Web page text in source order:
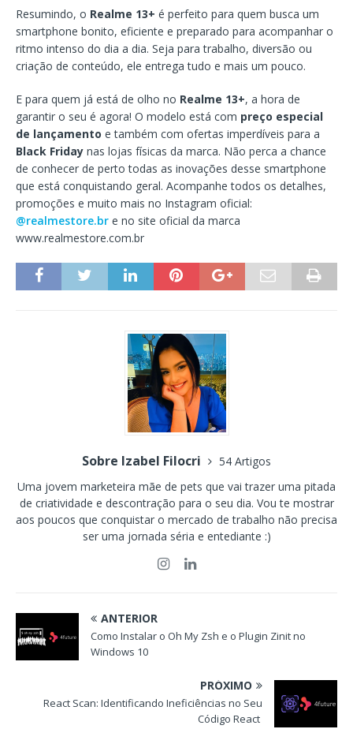
Resumindo, o Realme 13+ é perfeito para quem busca um
smartphone bonito, eficiente e preparado para acompanhar o
ritmo intenso do dia a dia. Seja para trabalho, diversão ou
criação de conteúdo, ele entrega tudo e mais um pouco.
E para quem já está de olho no Realme 13+, a hora de
garantir o seu é agora! O modelo está com preço especial
de lançamento e também com ofertas imperdíveis para a
Black Friday nas lojas físicas da marca. Não perca a chance
de conhecer de perto todas as inovações desse smartphone
que está conquistando geral. Acompanhe todos os detalhes,
promoções e muito mais no Instagram oficial:
@realmestore.br e no site oficial da marca
www.realmestore.com.br
Sobre Izabel Filocri
54 Artigos
Uma jovem marketeira mãe de pets que vai trazer uma pitada
de criatividade e descontração para o seu dia. Vou te mostrar
aos poucos que conquistar o mercado de trabalho não precisa
ser uma jornada séria e entediante :)
ANTERIOR
Como Instalar o Oh My Zsh e o Plugin Zinit no
Windows 10
PRÓXIMO
React Scan: Identificando Ineficiências no Seu
Código React